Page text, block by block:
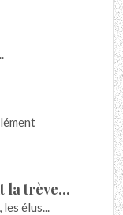
la trève...
élus...